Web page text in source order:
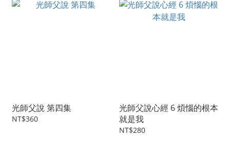
光師父說 第四集
NT$360
光師父說心經 6 煩惱的根本
就是我
NT$280